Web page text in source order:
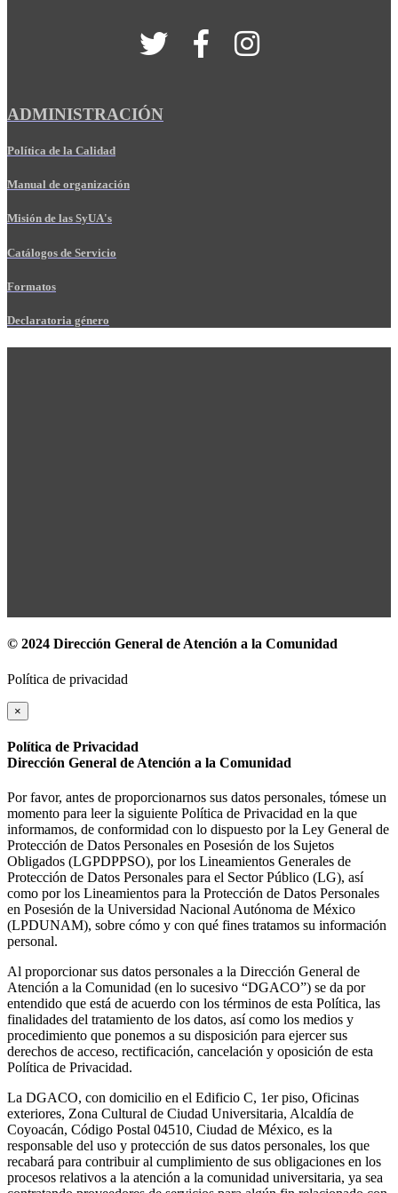
ADMINISTRACIÓN
Política de la Calidad
Manual de organización
Misión de las SyUA's
Catálogos de Servicio
Formatos
Declaratoria género
© 2024 Dirección General de Atención a la Comunidad
Política de privacidad
×
Política de Privacidad
Dirección General de Atención a la Comunidad
Por favor, antes de proporcionarnos sus datos personales, tómese un
momento para leer la siguiente Política de Privacidad en la que
informamos, de conformidad con lo dispuesto por la Ley General de
Protección de Datos Personales en Posesión de los Sujetos
Obligados (LGPDPPSO), por los Lineamientos Generales de
Protección de Datos Personales para el Sector Público (LG), así
como por los Lineamientos para la Protección de Datos Personales
en Posesión de la Universidad Nacional Autónoma de México
(LPDUNAM), sobre cómo y con qué fines tratamos su información
personal.
Al proporcionar sus datos personales a la Dirección General de
Atención a la Comunidad (en lo sucesivo “DGACO”) se da por
entendido que está de acuerdo con los términos de esta Política, las
finalidades del tratamiento de los datos, así como los medios y
procedimiento que ponemos a su disposición para ejercer sus
derechos de acceso, rectificación, cancelación y oposición de esta
Política de Privacidad.
La DGACO, con domicilio en el Edificio C, 1er piso, Oficinas
exteriores, Zona Cultural de Ciudad Universitaria, Alcaldía de
Coyoacán, Código Postal 04510, Ciudad de México, es la
responsable del uso y protección de sus datos personales, los que
recabará para contribuir al cumplimiento de sus obligaciones en los
procesos relativos a la atención a la comunidad universitaria, ya sea